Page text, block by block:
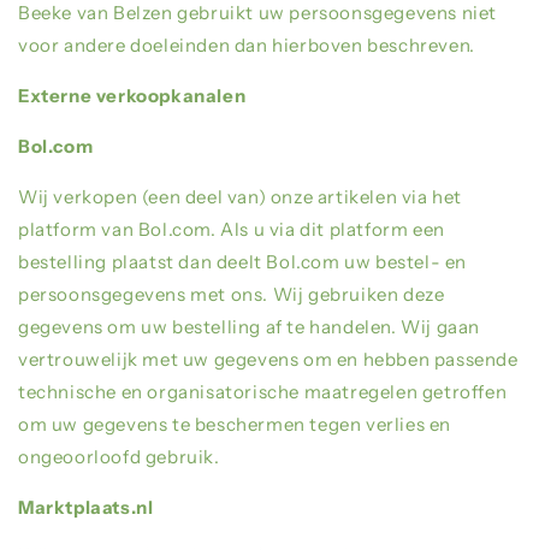
Beeke van Belzengebruikt uw persoonsgegevens niet
voor andere doeleinden dan hierboven beschreven.
Externe verkoopkanalen
Bol.com
Wij verkopen (een deel van) onze artikelen via het
platform van Bol.com. Als u via dit platform een
bestelling plaatst dan deelt Bol.com uw bestel- en
persoonsgegevens met ons. Wij gebruiken deze
gegevens om uw bestelling af te handelen. Wij gaan
vertrouwelijk met uw gegevens om en hebben passende
technische en organisatorische maatregelen getroffen
om uw gegevens te beschermen tegen verlies en
ongeoorloofd gebruik.
Marktplaats.nl